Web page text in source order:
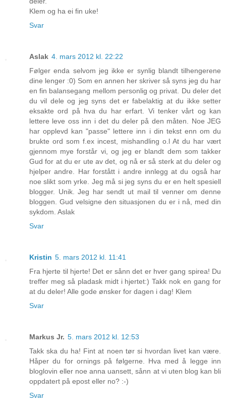
Klem og ha ei fin uke!
Svar
Aslak 4. mars 2012 kl. 22:22
Følger enda selvom jeg ikke er synlig blandt tilhengerene
dine lenger :0) Som en annen her skriver så syns jeg du har
en fin balansegang mellom personlig og privat. Du deler det
du vil dele og jeg syns det er fabelaktig at du ikke setter
eksakte ord på hva du har erfart. Vi tenker vårt og kan
lettere leve oss inn i det du deler på den måten. Noe JEG
har opplevd kan "passe" lettere inn i din tekst enn om du
brukte ord som f.ex incest, mishandling o.l At du har vært
gjennom mye forstår vi, og jeg er blandt dem som takker
Gud for at du er ute av det, og nå er så sterk at du deler og
hjelper andre. Har forstått i andre innlegg at du også har
noe slikt som yrke. Jeg må si jeg syns du er en helt spesiell
blogger. Unik. Jeg har sendt ut mail til venner om denne
bloggen. Gud velsigne den situasjonen du er i nå, med din
sykdom. Aslak
Svar
Kristin 5. mars 2012 kl. 11:41
Fra hjerte til hjerte! Det er sånn det er hver gang spirea! Du
treffer meg så pladask midt i hjertet:) Takk nok en gang for
at du deler! Alle gode ønsker for dagen i dag! Klem
Svar
Markus Jr. 5. mars 2012 kl. 12:53
Takk ska du ha! Fint at noen tør si hvordan livet kan være.
Håper du for ornings på følgerne. Hva med å legge inn
bloglovin eller noe anna uansett, sånn at vi uten blog kan bli
oppdatert på epost eller no? :-)
Svar